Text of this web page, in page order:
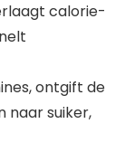
calorie-
ontgift de
naar suiker,